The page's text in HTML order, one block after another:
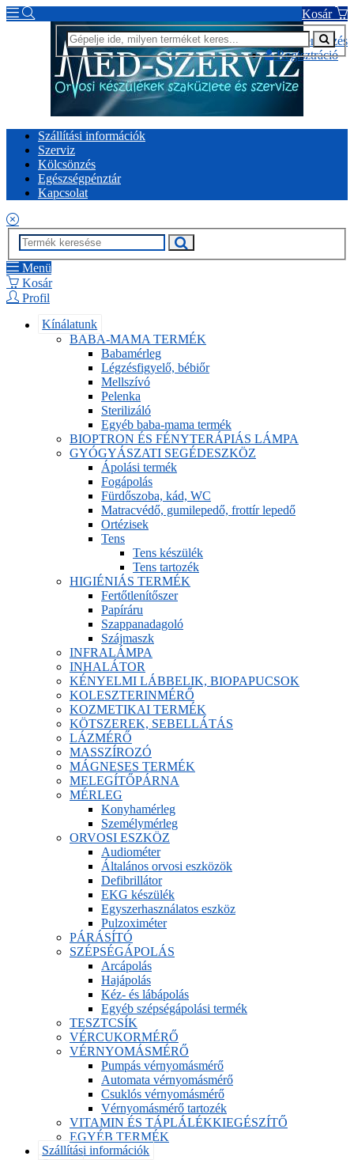
Kosár
Bejelentkezés
Regisztráció
Szállítási információk
Szerviz
Kölcsönzés
Egészségpénztár
Kapcsolat
Menü
Kosár
Profil
Kínálatunk
BABA-MAMA TERMÉK
Babamérleg
Légzésfigyelő, bébiőr
Mellszívó
Pelenka
Sterilizáló
Egyéb baba-mama termék
BIOPTRON ÉS FÉNYTERÁPIÁS LÁMPA
GYÓGYÁSZATI SEGÉDESZKÖZ
Ápolási termék
Fogápolás
Fürdőszoba, kád, WC
Matracvédő, gumilepedő, frottír lepedő
Ortézisek
Tens
Tens készülék
Tens tartozék
HIGIÉNIÁS TERMÉK
Fertőtlenítőszer
Papíráru
Szappanadagoló
Szájmaszk
INFRALÁMPA
INHALÁTOR
KÉNYELMI LÁBBELIK, BIOPAPUCSOK
KOLESZTERINMÉRŐ
KOZMETIKAI TERMÉK
KÖTSZEREK, SEBELLÁTÁS
LÁZMÉRŐ
MASSZÍROZÓ
MÁGNESES TERMÉK
MELEGÍTŐPÁRNA
MÉRLEG
Konyhamérleg
Személymérleg
ORVOSI ESZKÖZ
Audiométer
Általános orvosi eszközök
Defibrillátor
EKG készülék
Egyszerhasználatos eszköz
Pulzoximéter
PÁRÁSÍTÓ
SZÉPSÉGÁPOLÁS
Arcápolás
Hajápolás
Kéz- és lábápolás
Egyéb szépségápolási termék
TESZTCSÍK
VÉRCUKORMÉRŐ
VÉRNYOMÁSMÉRŐ
Pumpás vérnyomásmérő
Automata vérnyomásmérő
Csuklós vérnyomásmérő
Vérnyomásmérő tartozék
VITAMIN ÉS TÁPLÁLÉKKIEGÉSZÍTŐ
EGYÉB TERMÉK
Szállítási információk